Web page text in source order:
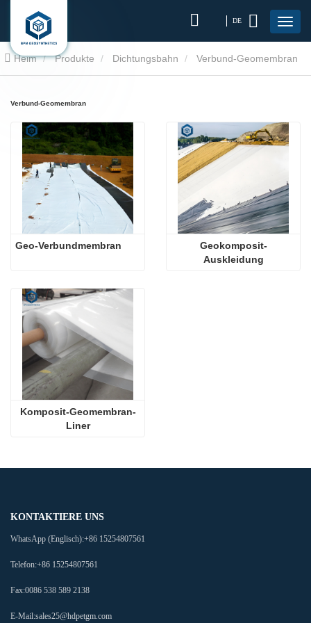
DE
Heim Produkte Dichtungsbahn Verbund-Geomembran
Verbund-Geomembran
Geo-Verbundmembran
Geokomposit-
Auskleidung
Komposit-Geomembran-
Liner
KONTAKTIERE UNS
WhatsApp (Englisch):+86 15254807561
Telefon:+86 15254807561
Fax:0086 538 589 2138
E-Mail:sales25@hdpetgm.com